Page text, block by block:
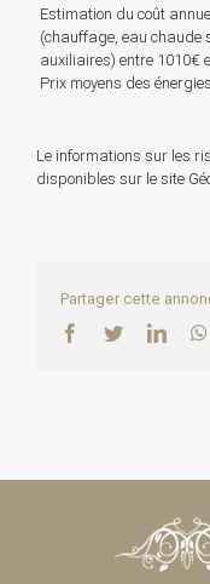
Estimation du coût
(chauffage, eau chaude
auxiliaires) entre 1010€
Prix moyens des
Le informations sur les
disponibles sur le site
Partager cette
Facebook
Twitter